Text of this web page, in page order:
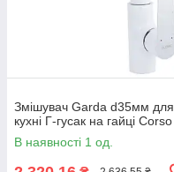
Змішувач Garda d35мм для
кухні Г-гусак на гайці Corso
В наявності 1 од.